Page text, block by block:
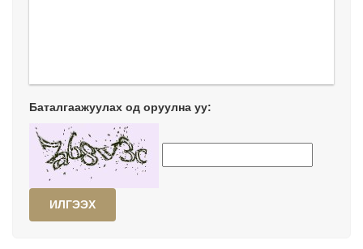
Баталгаажуулах од оруулна уу:
ИЛГЭЭХ